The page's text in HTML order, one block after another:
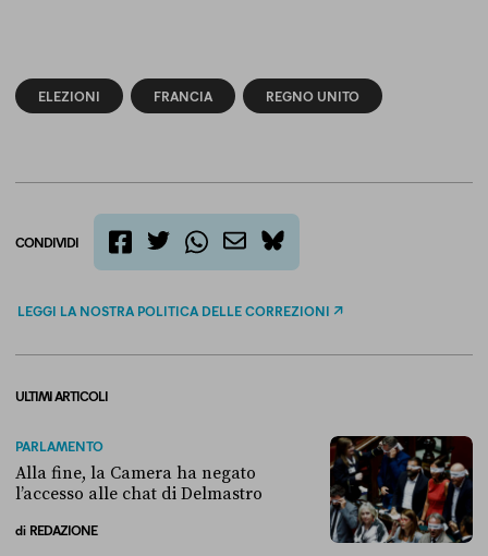
ELEZIONI FRANCIA REGNO UNITO
CONDIVIDI
bluesky
LEGGI LA NOSTRA POLITICA DELLE CORREZIONI
ULTIMI ARTICOLI
PARLAMENTO
Alla fine, la Camera ha negato
l’accesso alle chat di Delmastro
di REDAZIONE